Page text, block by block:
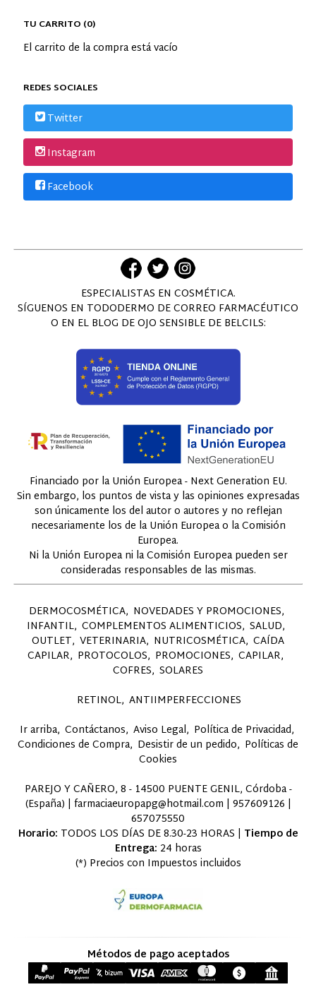
TU CARRITO (0)
El carrito de la compra está vacío
REDES SOCIALES
Twitter
Instagram
Facebook
ESPECIALISTAS EN COSMÉTICA.
SÍGUENOS EN TODODERMO DE CORREO FARMACÉUTICO
O EN EL BLOG DE OJO SENSIBLE DE BELCILS:
Financiado por la Unión Europea - Next Generation EU.
Sin embargo, los puntos de vista y las opiniones expresadas
son únicamente los del autor o autores y no reflejan
necesariamente los de la Unión Europea o la Comisión
Europea.
Ni la Unión Europea ni la Comisión Europea pueden ser
consideradas responsables de las mismas.
DERMOCOSMÉTICA NOVEDADES Y PROMOCIONES
INFANTIL COMPLEMENTOS ALIMENTICIOS SALUD
OUTLET VETERINARIA NUTRICOSMÉTICA CAÍDA
CAPILAR PROTOCOLOS PROMOCIONES CAPILAR
COFRES SOLARES
RETINOL ANTIIMPERFECCIONES
Ir arriba Contáctanos Aviso Legal Política de Privacidad
Condiciones de Compra Desistir de un pedido Políticas de
Cookies
PAREJO Y CAÑERO, 8 - 14500 PUENTE GENIL, Córdoba -
(España) | farmaciaeuropapg@hotmail.com | 957609126 |
657075550
Horario: TODOS LOS DÍAS DE 8.30-23 HORAS | Tiempo de
Entrega: 24 horas
(*) Precios con Impuestos incluidos
Métodos de pago aceptados